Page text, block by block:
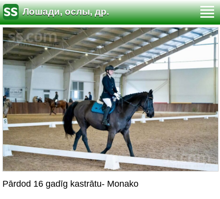
Лошади, ослы, др.
Pārdod 16 gadīg kastrātu- Monako